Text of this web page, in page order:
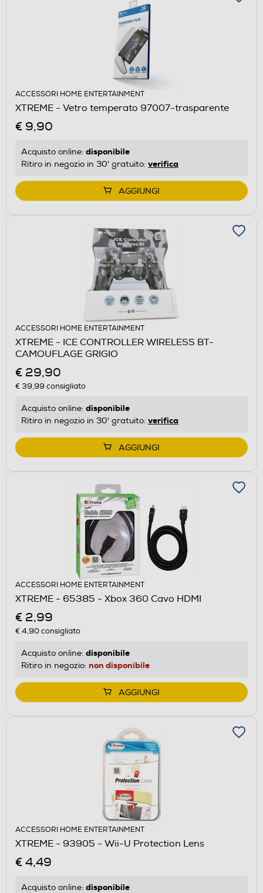
ACCESSORI HOME ENTERTAINMENT
XTREME - Vetro temperato 97007-trasparente
€ 9,90
Acquisto online: disponibile
Ritiro in negozio in 30' gratuito: verifica
AGGIUNGI
ACCESSORI HOME ENTERTAINMENT
XTREME - ICE CONTROLLER WIRELESS BT-
CAMOUFLAGE GRIGIO
€ 29,90
€ 39,99 consigliato
Acquisto online: disponibile
Ritiro in negozio in 30' gratuito: verifica
AGGIUNGI
ACCESSORI HOME ENTERTAINMENT
XTREME - 65385 - Xbox 360 Cavo HDMI
€ 2,99
€ 4,90consigliato
Acquisto online: disponibile
Ritiro in negozio: non disponibile
AGGIUNGI
ACCESSORI HOME ENTERTAINMENT
XTREME - 93905 - Wii-U Protection Lens
€ 4,49
Acquisto online: disponibile